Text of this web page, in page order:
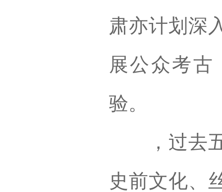
肃亦计划深
展公众考古
验。
，过去五
史前文化、